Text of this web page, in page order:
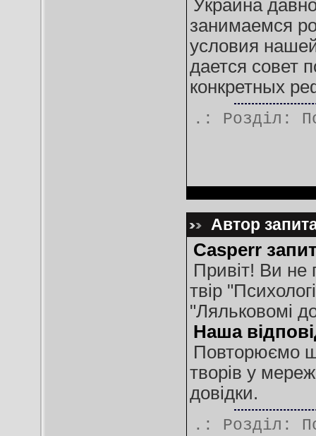
Украина
занимаемся
условия
дается совет
конкретных
.: Розділ:
Автор
Casperr
Привіт! Ви не
твір
"Ляльковомі
Наша
Повторюємо
творів у
довідки.
.: Розділ: